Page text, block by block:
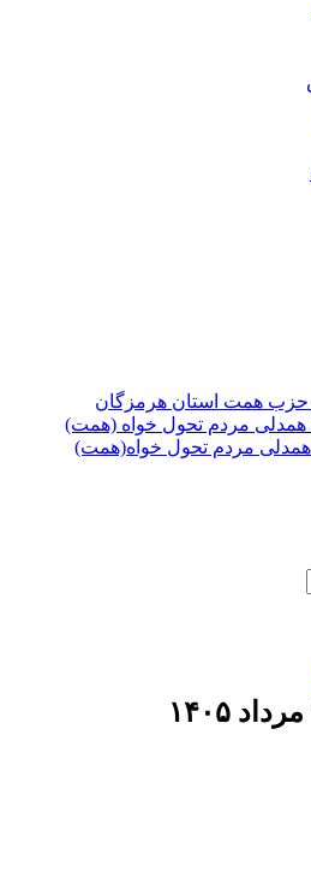
حزب همت استان هرمزگان
همدلی مردم تحول خواه (همت)
مردم تحول خواه(همت)